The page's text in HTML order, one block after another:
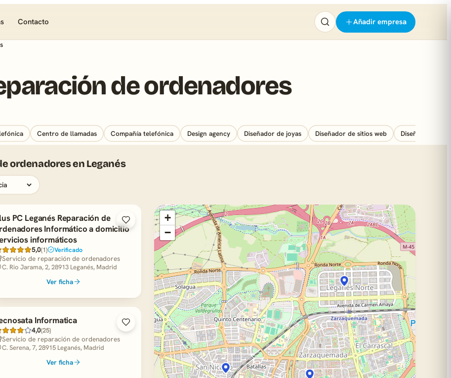
Contacto Añadir empresa
de ordenadores
Centro de llamadas Compañía telefónica Design agency Diseñador de joyas Diseñador de sitios web Diseñador
ordenadores en Leganés
PC Leganés Reparación de
Informático a domicilio
informáticos
5,0(1) Verificado
Servicio de reparación de ordenadores
C. Rio Jarama, 2, 28913 Leganés, Madrid
Ver ficha
Informatica
4,0(25)
Servicio de reparación de ordenadores
C. Serena, 7, 28915 Leganés, Madrid
Ver ficha
+
−